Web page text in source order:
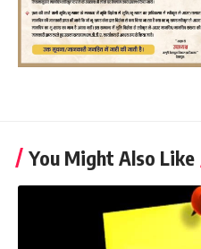
You Might Also Like